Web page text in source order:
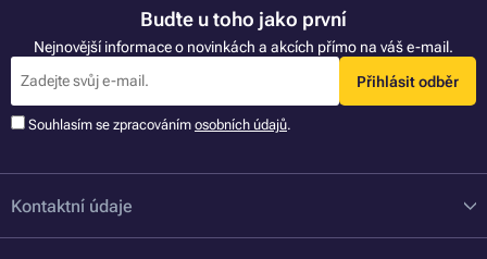
Buďte u toho jako první
Nejnovější informace o novinkách a akcích přímo na váš e-mail.
Přihlásit odběr
Souhlasím se zpracováním osobních údajů.
Kontaktní údaje